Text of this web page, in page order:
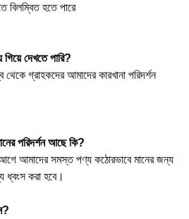
বিলম্বিত হতে পারে
দেখতে পারি?
গ্রাহকদের আমাদের কারখানা পরিদর্শন
পরিদর্শন আছে কি?
আমাদের সমস্ত পণ্য কঠোরভাবে মানের জন্য
ধ্বংস করা হবে।